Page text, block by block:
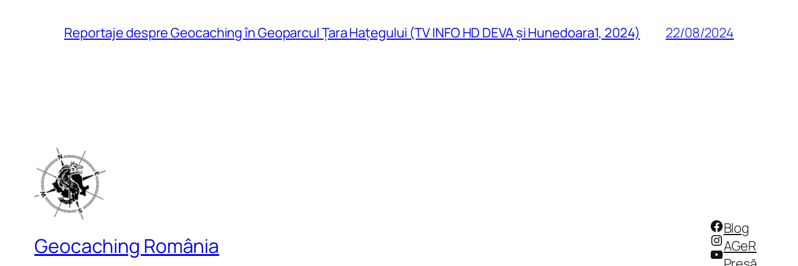
Reportaje despre Geocaching în Geoparcul Țara Hațegului (TV INFO HD DEVA și Hunedoara1, 2024) 22/08/2024
Geocaching România
Facebook
Instagram
YouTube
Blog
AGeR